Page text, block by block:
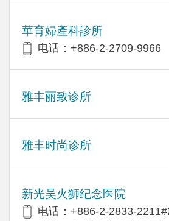
華育婦產科診所
电话：+886-2-2709-9966
雅丰丽致诊所
雅丰时尚诊所
新光吴火狮纪念医院
电话：+886-2-2833-